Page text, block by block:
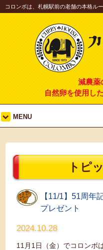
コロンボは、札幌駅前の老舗の本格ル
減農薬
自然卵を使用し
MENU
トピ
【11/1】51周年
プレゼント
2024.10.28
11月1日（金）でコロンボ